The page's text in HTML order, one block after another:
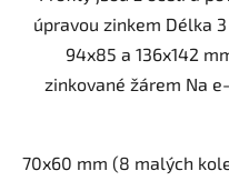
úpravou zinkem Délka
94x85 a 136x142
zinkované žárem Na
70x60 mm (8 malých